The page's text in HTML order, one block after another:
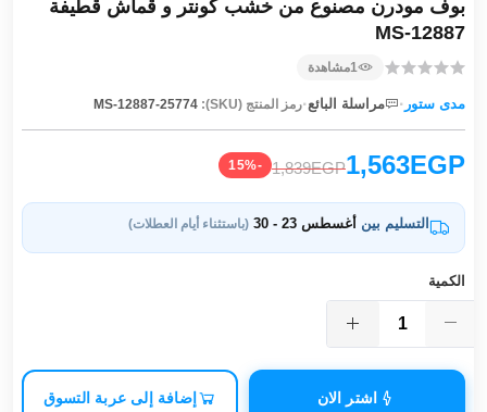
بوف مودرن مصنوع من خشب كونتر و قماش قطيفة
MS-12887
1مشاهدة
مدى ستور · مراسلة البائع·رمز المنتج (SKU): MS-12887-25774
1,563EGP
1,839EGP
-15%
التسليم بين أغسطس 23 - 30 (باستثناء أيام العطلات)
الكمية
اشتر الان إضافة إلى عربة التسوق